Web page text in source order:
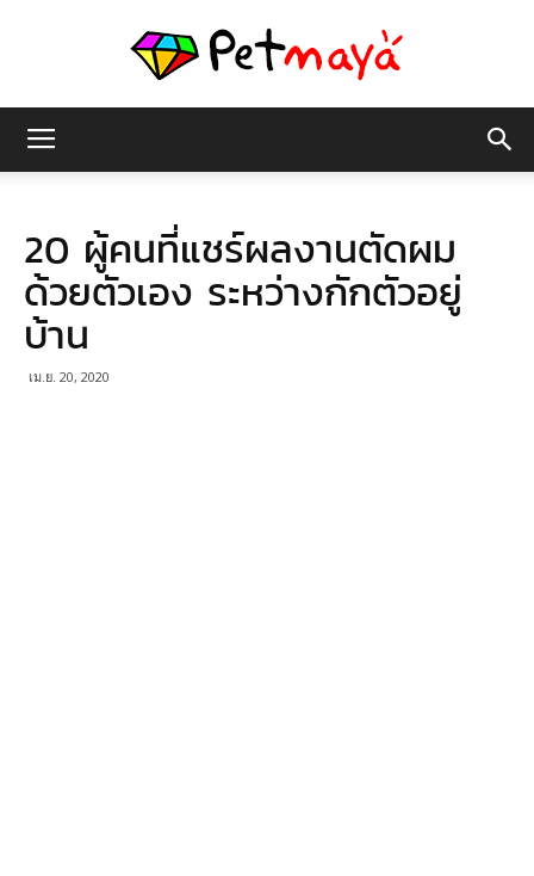
มายา
20 ผู้คนที่แชร์ผลงานตัดผม
ด้วยตัวเอง ระหว่างกักตัวอยู่
บ้าน
เม.ย. 20, 2020